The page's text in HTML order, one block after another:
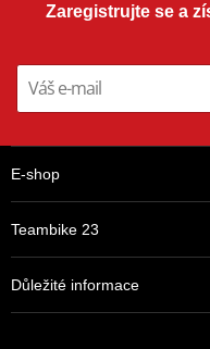
Zaregistrujte se a
E-shop
Teambike 23
Důležité informace